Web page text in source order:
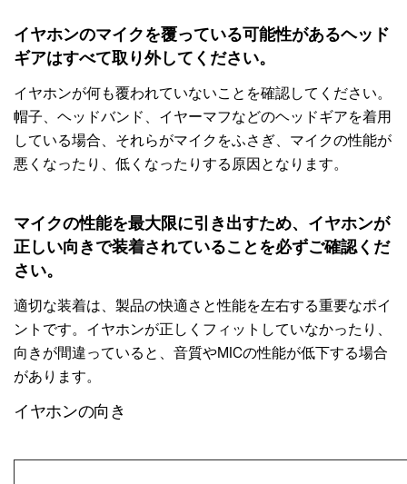
イヤホンのマイクを覆っている可能性があるヘッド
ギアはすべて取り外してください。
イヤホンが何も覆われていないことを確認してください。
帽子、ヘッドバンド、イヤーマフなどのヘッドギアを着用
している場合、それらがマイクをふさぎ、マイクの性能が
悪くなったり、低くなったりする原因となります。
マイクの性能を最大限に引き出すため、イヤホンが
正しい向きで装着されていることを必ずご確認くだ
さい。
適切な装着は、製品の快適さと性能を左右する重要なポイ
ントです。イヤホンが正しくフィットしていなかったり、
向きが間違っていると、音質やMICの性能が低下する場合
があります。
イヤホンの向き